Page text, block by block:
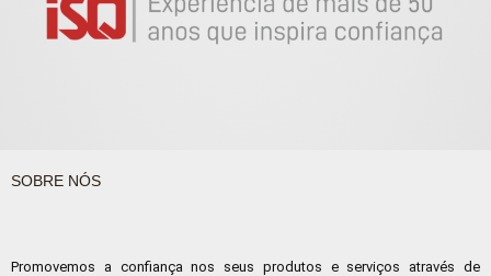
SOBRE NÓS
Promovemos a confiança nos seus produtos e serviços através de